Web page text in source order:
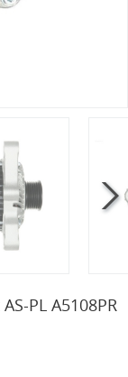
PL A5108PR